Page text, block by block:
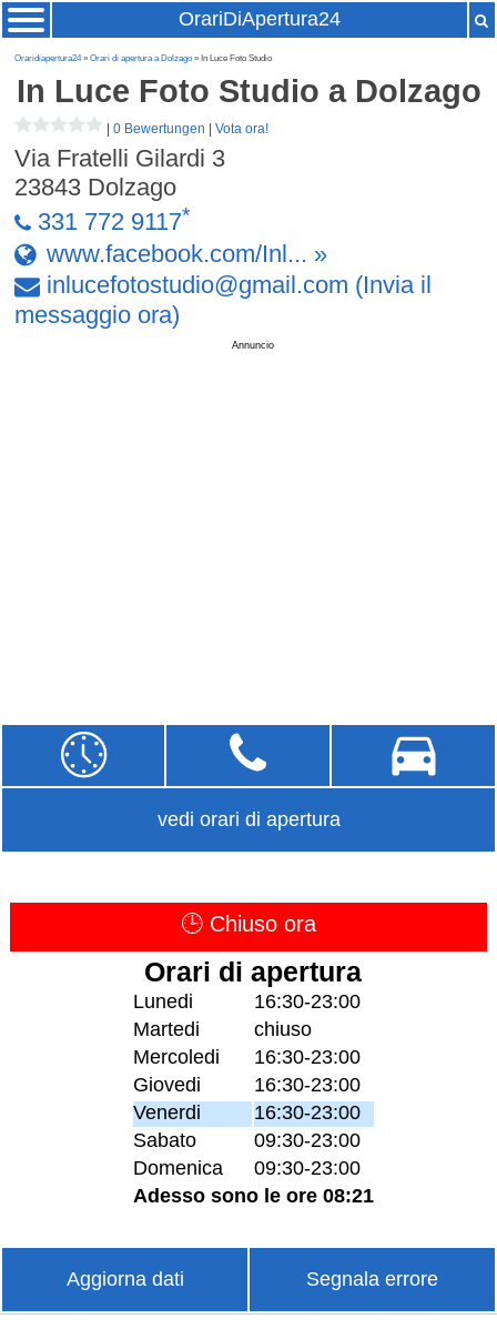
OrariDiApertura24
Oraridiapertura24»Orari di apertura a Dolzago » In Luce Foto Studio
In Luce Foto Studio a Dolzago
|0 Bewertungen |Vota ora!
Via Fratelli Gilardi 3
23843 Dolzago
331 772 9117*
www.facebook.com/Inl... »
inlucefotostudio@gmail .com (Invia il
messaggio ora)
Annuncio
vedi orari di apertura
🕒 Chiuso ora
Orari di apertura
Lunedi
16:30-23:00
Martedi
chiuso
Mercoledi
16:30-23:00
Giovedi
16:30-23:00
Venerdi
16:30-23:00
Sabato
09:30-23:00
Domenica
09:30-23:00
Adesso sono le ore 08:21
Aggiorna dati Segnala errore